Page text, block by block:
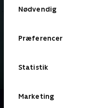
Nødvendig
Præferencer
Statistik
Marketing
Om Man with a Plan